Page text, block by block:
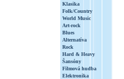
Klasika
Folk/Country
World Music
Art-rock
Blues
Alternatíva
Rock
Hard & Heavy
Šansóny
Filmová hudba
Elektronika